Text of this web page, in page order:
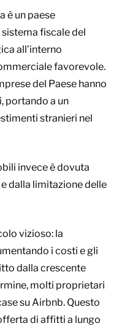
è un paese
fiscale del
all’interno
favorevole.
del Paese hanno
portando a un
stranieri nel
invece è dovuta
dalla limitazione delle
vizioso: la
i costi e gli
dalla crescente
molti proprietari
su Airbnb. Questo
di affitti a lungo